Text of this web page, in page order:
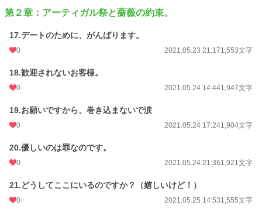
第２章：アーティガル祭と薔薇の約束。
17.デートのために、がんばります。
0 2021.05.23 21:171,553文字
18.歓迎されないお客様。
0 2021.05.24 14:441,947文字
19.お願いですから、巻き込まないで涙
0 2021.05.24 17:241,904文字
20.優しいのは罪なのです。
0 2021.05.24 21:361,921文字
21.どうしてここにいるのですか？（嬉しいけど！）
0 2021.05.25 14:531,555文字